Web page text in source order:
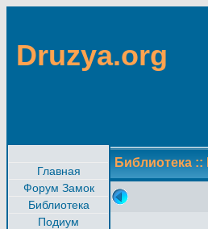
Druzya.org
Главная
Форум Замок
Библиотека
Подиум
Библиотека ::